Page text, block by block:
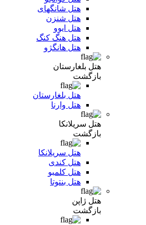
هتل شانگهای
هتل شنزن
هتل ایوو
هتل هنگ کنگ
هتل هانگژو
هتل بلغارستان
بازگشت
هتل بلغارستان
هتل وارنا
هتل سریلانکا
بازگشت
هتل سریلانکا
هتل کندی
هتل کلمبو
هتل بنتوتا
هتل ژاپن
بازگشت